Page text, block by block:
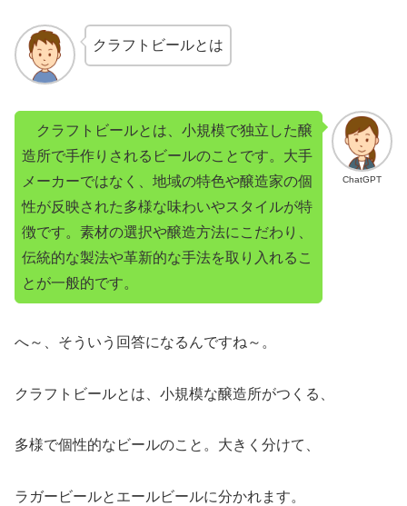
クラフトビールとは
ChatGPT
クラフトビールとは、小規模で独立した醸
造所で手作りされるビールのことです。大手
メーカーではなく、地域の特色や醸造家の個
性が反映された多様な味わいやスタイルが特
徴です。素材の選択や醸造方法にこだわり、
伝統的な製法や革新的な手法を取り入れるこ
とが一般的です。
へ～、そういう回答になるんですね～。
クラフトビールとは、小規模な醸造所がつくる、
多様で個性的なビールのこと。大きく分けて、
ラガービールとエールビールに分かれます。